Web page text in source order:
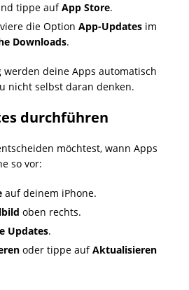
tippe aufApp Store.
die Option App-Updates im
Downloads.
deine Apps automatisch
nicht selbst daran denken.
durchführen
möchtest, wann Apps
so vor:
auf deinem iPhone.
oben rechts.
Updates.
oder tippe aufAktualisieren